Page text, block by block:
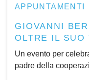
APPUNTAMENTI
GIOVANNI
OLTRE IL SUO
Un evento per
padre della